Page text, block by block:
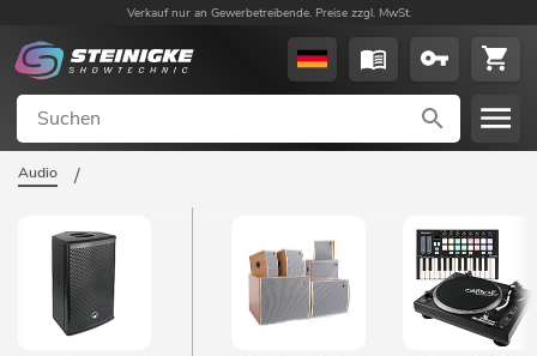
Verkauf nur an Gewerbetreibende. Preise zzgl. MwSt.
Audio /